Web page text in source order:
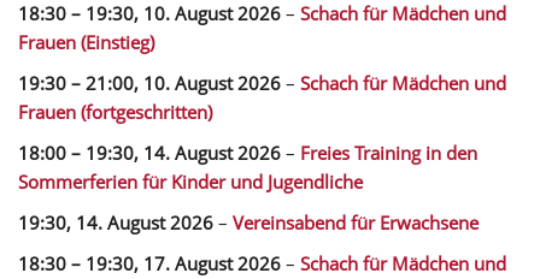
18:30 – 19:30, 10. August 2026 – Schach für Mädchen und
Frauen (Einstieg)
19:30 – 21:00, 10. August 2026 – Schach für Mädchen und
Frauen (fortgeschritten)
18:00 – 19:30, 14. August 2026 – Freies Training in den
Sommerferien für Kinder und Jugendliche
19:30, 14. August 2026 – Vereinsabend für Erwachsene
18:30 – 19:30, 17. August 2026 – Schach für Mädchen und